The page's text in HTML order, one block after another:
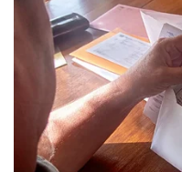
Tin nóng
Tư vấn luật